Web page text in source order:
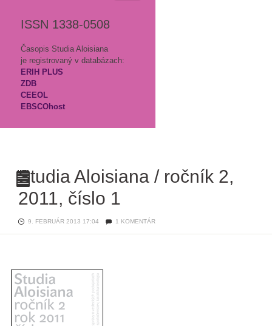
ISSN 1338-0508
Časopis Studia Aloisiana
je registrovaný v databázach:
ERIH PLUS
ZDB
CEEOL
EBSCOhost
Studia
Aloisiana
1
Studia Aloisiana / ročník 2,
2011, číslo 1
9. FEBRUÁR 2013 17:04 1 KOMENTÁR